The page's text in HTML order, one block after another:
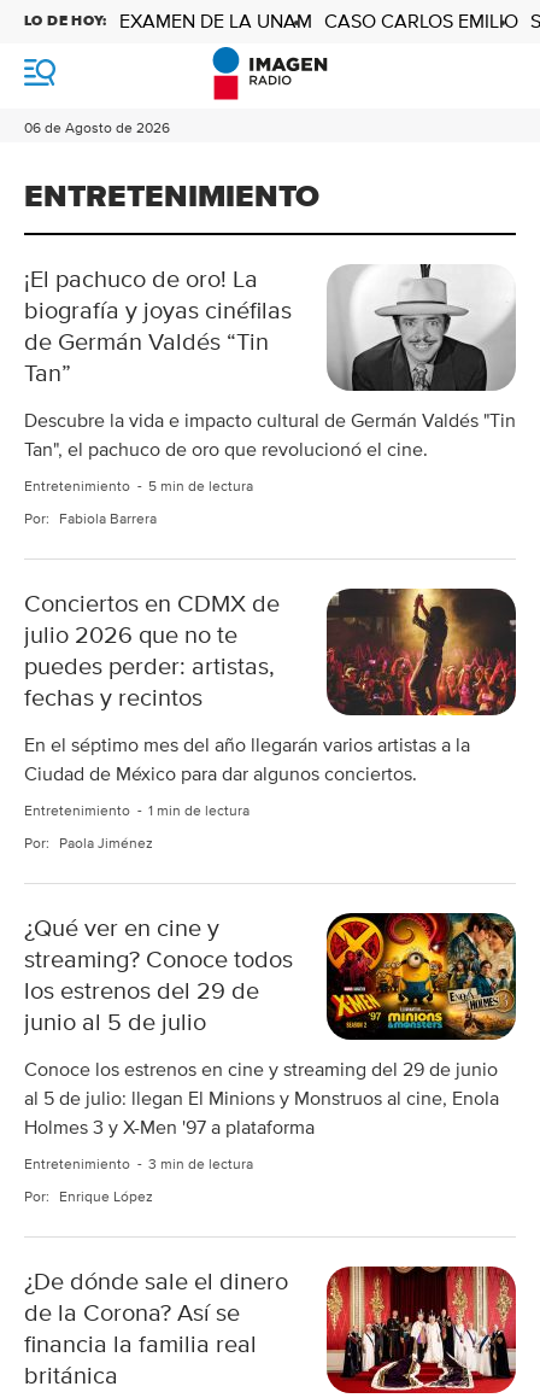
M
n
06 de Agosto de 2026
LO DE HOY: EXAMEN DE LA UNAM CASO CARLOS EMILIO
ENTRETENIMIENTO
¡El pachuco de oro! La
biografía y joyas cinéfilas
de Germán Valdés “Tin
Tan”
Descubre la vida e impacto cultural de Germán Valdés "Tin
Tan", el pachuco de oro que revolucionó el cine.
Entretenimiento 5 min de lectura
Por: Fabiola Barrera
Conciertos en CDMX de
julio 2026 que no te
puedes perder: artistas,
fechas y recintos
En el séptimo mes del año llegarán varios artistas a la
Ciudad de México para dar algunos conciertos.
Entretenimiento 1 min de lectura
Por: Paola Jiménez
¿Qué ver en cine y
streaming? Conoce todos
los estrenos del 29 de
junio al 5 de julio
Conoce los estrenos en cine y streaming del 29 de junio
al 5 de julio: llegan El Minions y Monstruos al cine, Enola
Holmes 3 y X-Men '97 a plataforma
Entretenimiento 3 min de lectura
Por: Enrique López
¿De dónde sale el dinero
de la Corona? Así se
financia la familia real
británica